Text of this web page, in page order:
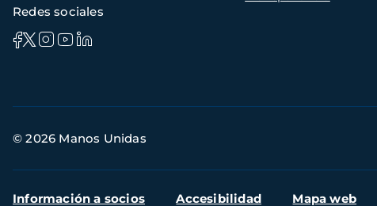
Redes sociales
de
© 2026 Manos Unidas
Menú
Información a socios Accesibilidad Mapa web